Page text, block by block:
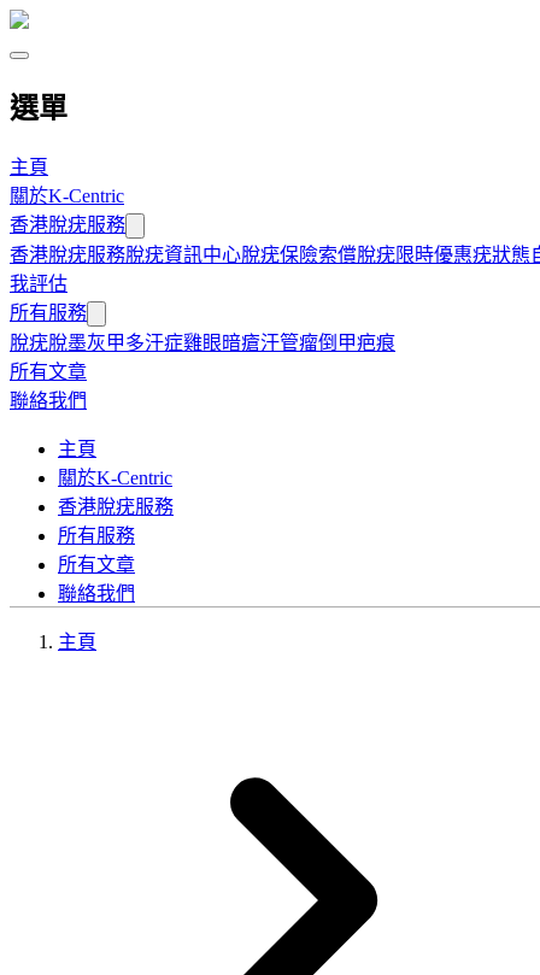
選單
主頁
關於K-Centric
香港脫疣服務
香港脫疣服務脫疣資訊中心脫疣保險索償脫疣限時優惠疣狀態
我評估
所有服務
脫疣脫墨灰甲多汗症雞眼暗瘡汗管瘤倒甲疤痕
所有文章
聯絡我們
主頁
關於K-Centric
香港脫疣服務
所有服務
所有文章
聯絡我們
主頁